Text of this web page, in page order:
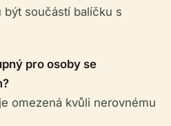
být součástí balíčku s
pro osoby se
omezená kvůli nerovnému